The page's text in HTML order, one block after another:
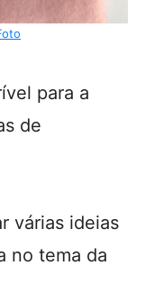
para a
de
várias ideias
no tema da